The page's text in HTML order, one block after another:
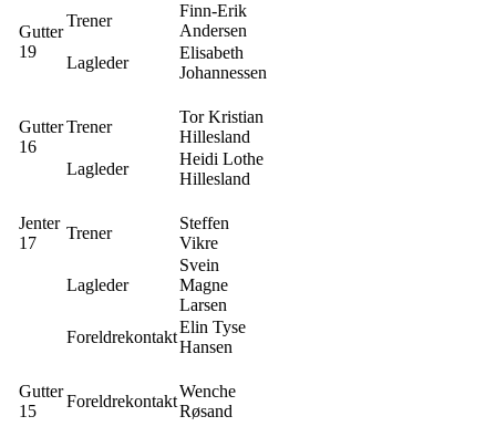
Gutter
19
Trener
Finn-Erik
Andersen
Lagleder
Elisabeth
Johannessen
Gutter
16
Trener
Tor Kristian
Hillesland
Lagleder
Heidi Lothe
Hillesland
Jenter
17
Trener
Steffen
Vikre
Lagleder
Svein
Magne
Larsen
Foreldrekontakt
Elin Tyse
Hansen
Gutter
15
Foreldrekontakt
Wenche
Røsand